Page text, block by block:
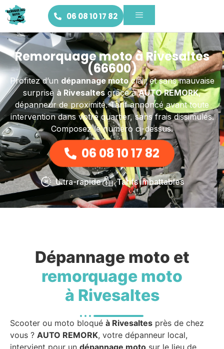
06 08 10 17 82
Remorquage moto à Rivesaltes
(66600)
Profitez d’un dépannage motoclair et sans mauvaise
surprise à Rivesaltesgrâce àAUTO REMORK,
dépanneur de proximité. Tarif annoncé avant toute
intervention dans votre quartier, sans frais dissimulés.
Composez le numéro ci-dessus.
06 08 10 17 82
Ultra-rapide Tarifs imbattables
Dépannage moto et
remorquage moto
à Rivesaltes
Scooter ou moto bloqué à Rivesaltes près de chez
vous ? AUTO REMORK, votre dépanneur local,
intervient pour un dépannage moto sur le lieu de